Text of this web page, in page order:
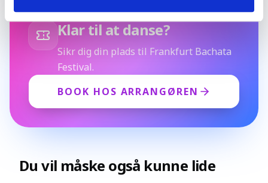
Klar til at danse?
Sikr dig din plads til Frankfurt Bachata
Festival.
BOOK HOS ARRANGØREN
Du vil måske også kunne lide